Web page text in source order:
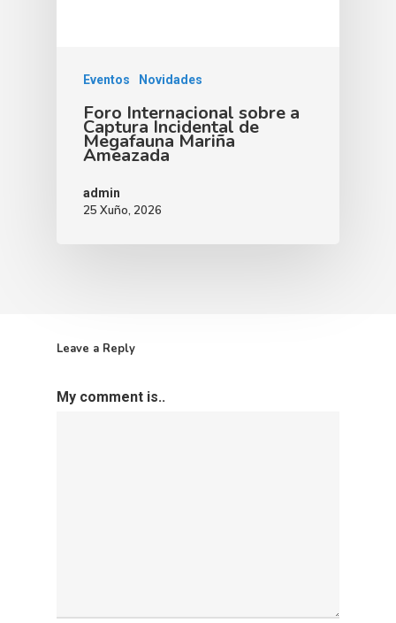
Eventos Novidades
Foro Internacional sobre a
Captura Incidental de
Megafauna Mariña
Ameazada
admin
25 Xuño, 2026
Leave a Reply
My comment is..